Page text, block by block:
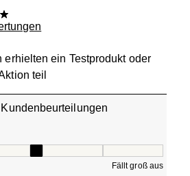
erhielten ein Testprodukt oder
teil
Fällt groß aus